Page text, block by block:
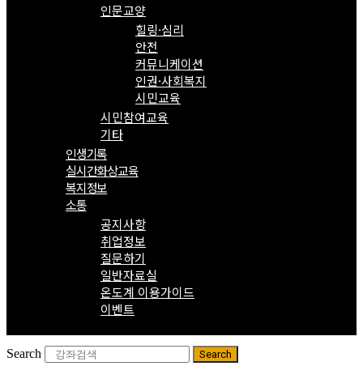
인문교양
힐링·심리
안전
커뮤니케이션
인권·사회복지
시민교육
시민참여교육
기타
인생기록
실시간화상교육
복지정보
소통
공지사항
취업정보
질문하기
일반자료실
온도계 이용가이드
이벤트
Search Search